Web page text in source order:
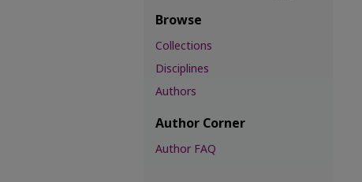
Browse
Collections
Disciplines
Authors
Author Corner
Author FAQ